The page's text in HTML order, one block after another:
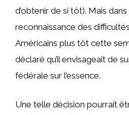
d’obtenir de si tôt). Mais
reconnaissance des
Américains plus tôt cette
déclaré qu’il envisageait de
fédérale sur l’essence.
Une telle décision pourrait